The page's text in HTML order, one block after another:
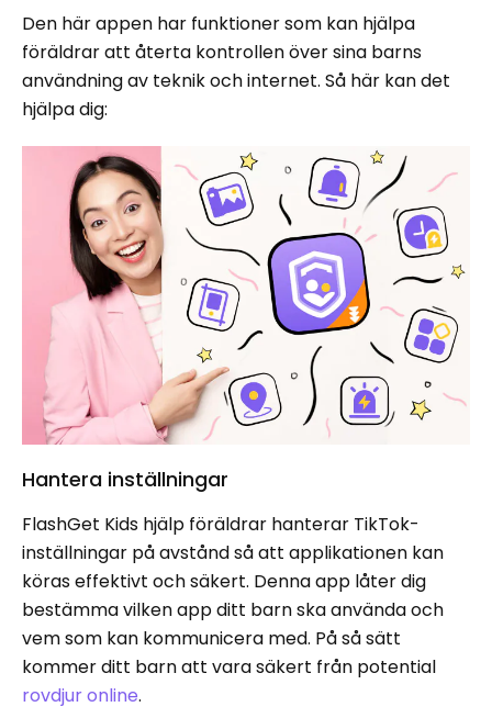
Den här appen har funktioner som kan hjälpa
föräldrar att återta kontrollen över sina barns
användning av teknik och internet. Så här kan det
hjälpa dig:
Hantera inställningar
FlashGet Kids hjälp föräldrar hanterar TikTok-
inställningar på avstånd så att applikationen kan
köras effektivt och säkert. Denna app låter dig
bestämma vilken app ditt barn ska använda och
vem som kan kommunicera med. På så sätt
kommer ditt barn att vara säkert från potential
rovdjur online.